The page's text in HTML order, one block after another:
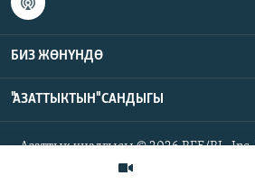
БИЗ ЖӨНҮНДӨ
"АЗАТТЫКТЫН" САНДЫГЫ
Азаттык үналгысы © 2026 RFE/RL,